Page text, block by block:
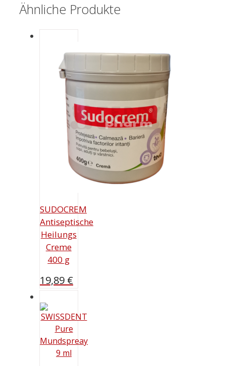
Ähnliche Produkte
SUDOCREM
Antiseptische
Heilungs
Creme
400 g
19,89 €